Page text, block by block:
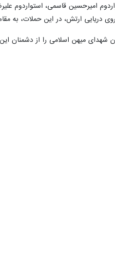
امیرحسین قاسمی، استواردوم
دریایی ارتش، در این حملات، به
شهدای میهن اسلامی را از